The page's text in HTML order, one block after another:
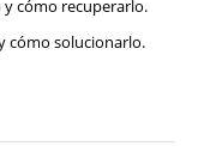
cómo recuperarlo.
cómo solucionarlo.